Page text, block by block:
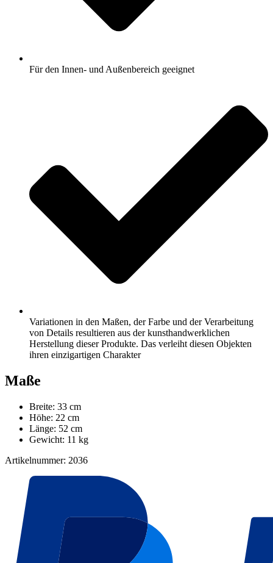
Für den Innen- und Außenbereich geeignet
Variationen in den Maßen, der Farbe und der Verarbeitung
von Details resultieren aus der kunsthandwerklichen
Herstellung dieser Produkte. Das verleiht diesen Objekten
ihren einzigartigen Charakter
Maße
Breite: 33 cm
Höhe: 22 cm
Länge: 52 cm
Gewicht: 11 kg
Artikelnummer: 2036